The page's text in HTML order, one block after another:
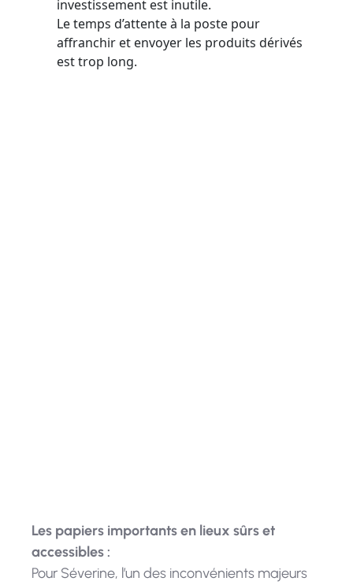
investissement est inutile.
Le temps d’attente à la poste pour
affranchir et envoyer les produits dérivés
est trop long.
Les papiers importants en lieux sûrs et
accessibles :
Pour Séverine, l’un des inconvénients majeurs